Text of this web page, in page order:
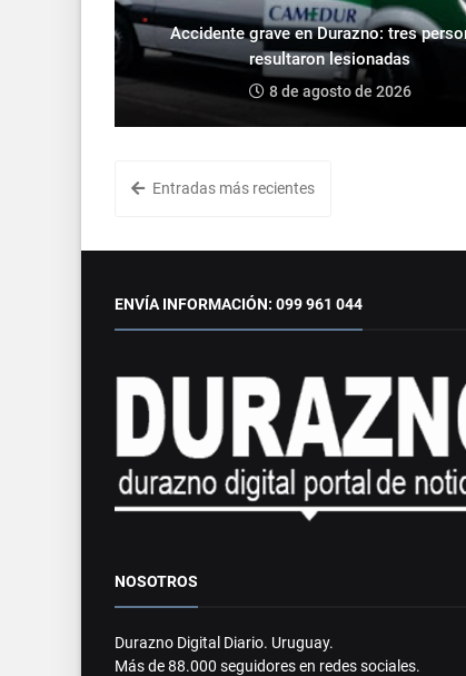
Accidente grave en Durazno: tres
resultaron lesionadas
8 de agosto de 2026
Entradas más recientes
ENVÍA INFORMACIÓN: 099 961 044
NOSOTROS
Durazno Digital Diario. Uruguay.
Más de 88.000 seguidores en redes sociales.